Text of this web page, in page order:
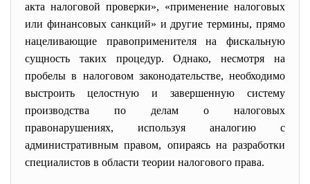
акта налоговой проверки», «применение налоговых
или финансовых санкций» и другие термины, прямо
нацеливающие правоприменителя на фискальную
сущность таких процедур. Однако, несмотря на
пробелы в налоговом законодательстве, необходимо
выстроить целостную и завершенную систему
производства по делам о налоговых
правонарушениях, используя аналогию с
административным правом, опираясь на разработки
специалистов в области теории налогового права.